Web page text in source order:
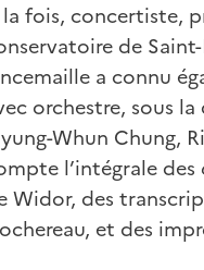
fois, concertiste,
de
a connu
orchestre, sous
Whun Chung,
l’intégrale
Widor, des
et des